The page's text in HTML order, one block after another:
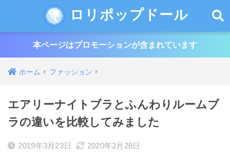
ロリポップドール
本ページはプロモーションが含まれています
ホーム ファッション
エアリーナイトブラとふんわりルームブ
ラの違いを比較してみました
2019年3月23日 2020年2月28日